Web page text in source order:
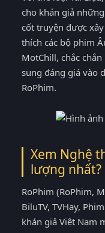
cho khán giả
cốt truyện được
thích các bộ phim
MotChill, chắc
sung đáng giá vào
RoPhim.
Xem Nghệ
lượng nhất?
RoPhim (RoPhim,
BiluTV, TVHay,
khán giả Việt Nam